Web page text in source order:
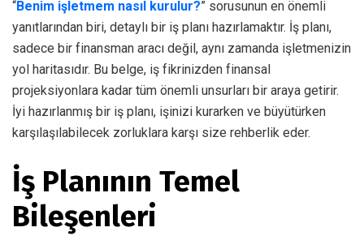
“Benim işletmem nasıl kurulur?” sorusunun en önemli
yanıtlarından biri, detaylı bir iş planı hazırlamaktır. İş planı,
sadece bir finansman aracı değil, aynı zamanda işletmenizin
yol haritasıdır. Bu belge, iş fikrinizden finansal
projeksiyonlara kadar tüm önemli unsurları bir araya getirir.
İyi hazırlanmış bir iş planı, işinizi kurarken ve büyütürken
karşılaşılabilecek zorluklara karşı size rehberlik eder.
İş Planının Temel
Bileşenleri